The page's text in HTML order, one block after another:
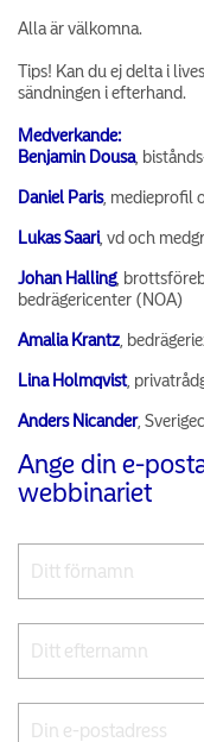
Alla är välkomna.
Tips! Kan du ej delta i
sändningen i efterhand.
Medverkande:
Benjamin Dousa,
Daniel Paris, medieprofil
Lukas Saari, vd och
Johan Halling,
bedrägericenter (NOA)
Amalia Krantz,
Lina Holmqvist,
Anders Nicander,
Ange din e-
webbinariet